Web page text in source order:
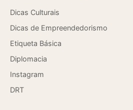
Dicas Culturais
Dicas de Empreendedorismo
Etiqueta Básica
Diplomacia
Instagram
DRT